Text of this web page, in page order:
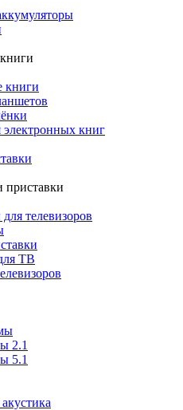
книги
книг
приставки
телевизоров
ТВ
2.1
5.1